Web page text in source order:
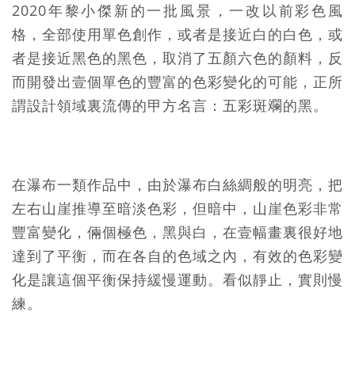
2020年黎小傑新的一批風景，一改以前彩色風
格，全部使用單色創作，或者是接近白的白色，或
者是接近黑色的黑色，取消了五顏六色的顏料，反
而開發出壹個單色的豐富的色彩變化的可能，正所
謂設計領域裏流傳的甲方名言：五彩斑斕的黑。
在瀑布一類作品中，由於瀑布白絲綢般的明亮，把
左右山崖推導至暗淡色彩，但暗中，山崖色彩非常
豐富變化，倆個極色，黑與白，在壹幅畫裏很好地
達到了平衡，而在各自的色域之內，有效的色彩變
化是讓這個平衡保持緩慢運動。看似靜止，實則慢
練。